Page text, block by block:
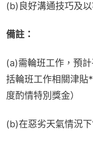
(b)良好溝通技巧及
備註：
(a)需輪班工作，預
括輪班工作相關津貼
度酌情特別獎金）
(b)在惡劣天氣情況